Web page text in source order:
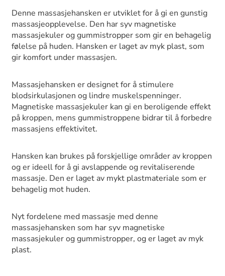
Denne massasjehansken er utviklet for å gi en gunstig
massasjeopplevelse. Den har syv magnetiske
massasjekuler og gummistropper som gir en behagelig
følelse på huden. Hansken er laget av myk plast, som
gir komfort under massasjen.
Massasjehansken er designet for å stimulere
blodsirkulasjonen og lindre muskelspenninger.
Magnetiske massasjekuler kan gi en beroligende effekt
på kroppen, mens gummistroppene bidrar til å forbedre
massasjens effektivitet.
Hansken kan brukes på forskjellige områder av kroppen
og er ideell for å gi avslappende og revitaliserende
massasje. Den er laget av mykt plastmateriale som er
behagelig mot huden.
Nyt fordelene med massasje med denne
massasjehansken som har syv magnetiske
massasjekuler og gummistropper, og er laget av myk
plast.